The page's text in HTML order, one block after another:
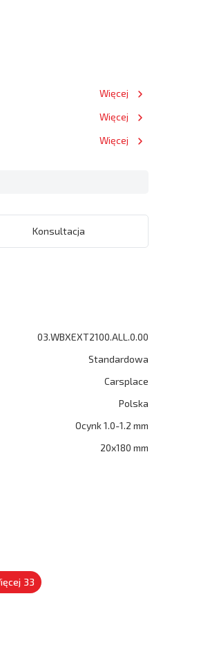
Więcej
Więcej
Więcej
Konsultacja
03.WBXEXT2100.ALL.0.00
Standardowa
Carsplace
Polska
Ocynk 1.0-1.2 mm
20x180 mm
33